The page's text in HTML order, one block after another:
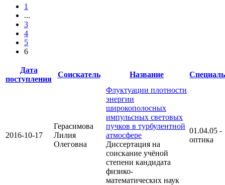
1
...
3
4
5
6
Дата
поступления
Соискатель Название
2016-10-17
Герасимова
Лилия
Олеговна
Флуктуации плотности
энергии
широкополосных
импульсных световых
пучков в турбулентной
атмосфере
Диссертация на
соискание учёной
степени кандидата
физико-
математических наук
01.04.05 -
оптика